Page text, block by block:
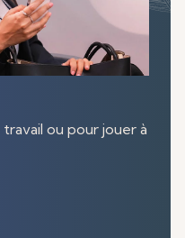
ou pour jouer à